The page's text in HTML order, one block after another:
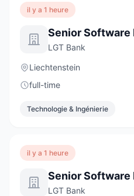
il y a 1 heure
LGT Bank
Liechtenstein
full-time
Technologie & Ingénierie
il y a 1 heure
LGT Bank